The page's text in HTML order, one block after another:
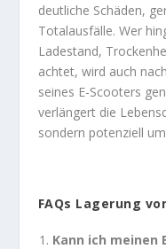
deutliche Schäden,
Totalausfälle. Wer
Ladestand,
achtet, wird auch
seines E-Scooters
verlängert die
sondern potenziell
FAQs Lagerung
Kann ich meinen